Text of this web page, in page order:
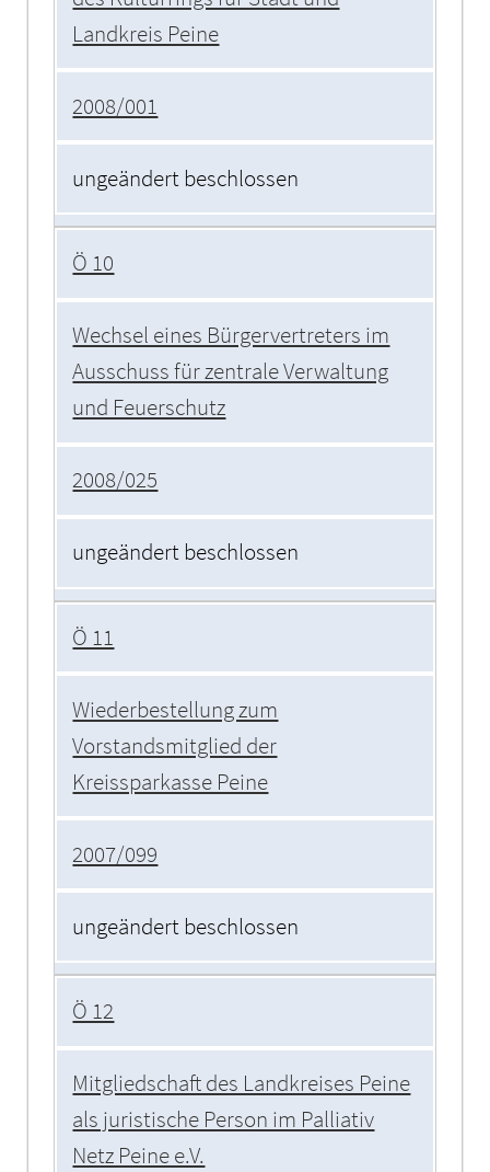
Landkreis Peine
2008/001
ungeändert beschlossen
Ö 10
Wechsel eines Bürgervertreters im
Ausschuss für zentrale Verwaltung
und Feuerschutz
2008/025
ungeändert beschlossen
Ö 11
Wiederbestellung zum
Vorstandsmitglied der
Kreissparkasse Peine
2007/099
ungeändert beschlossen
Ö 12
Mitgliedschaft des Landkreises Peine
als juristische Person im Palliativ
Netz Peine e.V.